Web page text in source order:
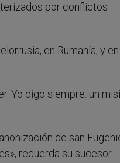
por conflictos
en Rumanía, y
Yo digo siempre: un
de san
recuerda su sucesor.